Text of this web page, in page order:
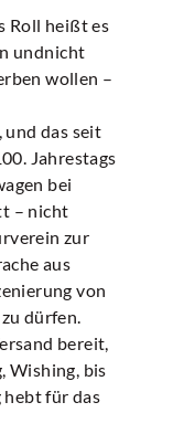
Roll heißt es
undnicht
wollen –
und das seit
Jahrestags
bei
– nicht
zur
aus
von
dürfen.
bereit,
Wishing, bis
hebt für das